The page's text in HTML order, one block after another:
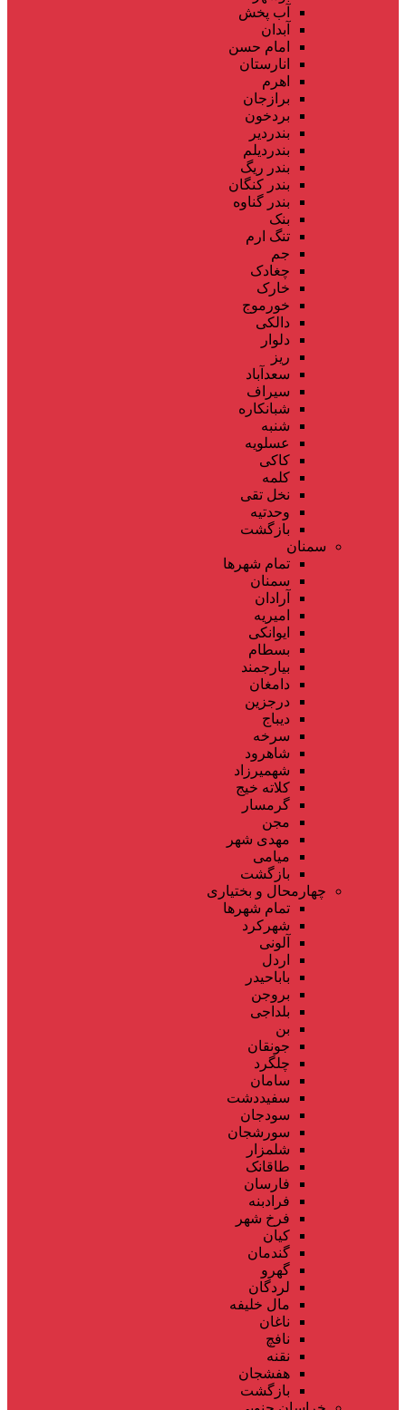
آب پخش
آبدان
امام حسن
انارستان
اهرم
برازجان
بردخون
بندردیر
بندردیلم
بندر ریگ
بندر کنگان
بندر گناوه
بنک
تنگ ارم
جم
چغادک
خارک
خورموج
دالکی
دلوار
ریز
سعدآباد
سیراف
شبانکاره
شنبه
عسلویه
کاکی
کلمه
نخل تقی
وحدتیه
بازگشت
سمنان
تمام شهر‌ها
سمنان
آرادان
امیریه
ایوانکی
بسطام
بیارجمند
دامغان
درجزین
دیباج
سرخه
شاهرود
شهمیرزاد
کلاته خیج
گرمسار
مجن
مهدی شهر
میامی
بازگشت
چهارمحال و بختیاری
تمام شهر‌ها
شهرکرد
آلونی
اردل
باباحیدر
بروجن
بلداجی
بن
جونقان
چلگرد
سامان
سفیددشت
سودجان
سورشجان
شلمزار
طاقانک
فارسان
فرادبنه
فرخ شهر
کیان
گندمان
گهرو
لردگان
مال خلیفه
ناغان
نافچ
نقنه
هفشجان
بازگشت